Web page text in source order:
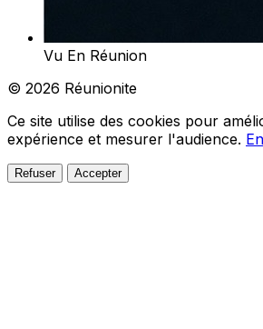
Vu En Réunion
© 2026 Réunionite
Ce site utilise des cookies pour
expérience et mesurer l'audience.
Refuser Accepter